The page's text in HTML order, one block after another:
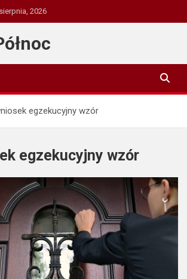
2026
egzekucyjny wzór
egzekucyjny wzór